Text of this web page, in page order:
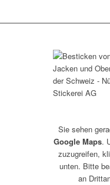
Sie sehen
Google Maps.
zuzugreifen,
unten. Bitte
an